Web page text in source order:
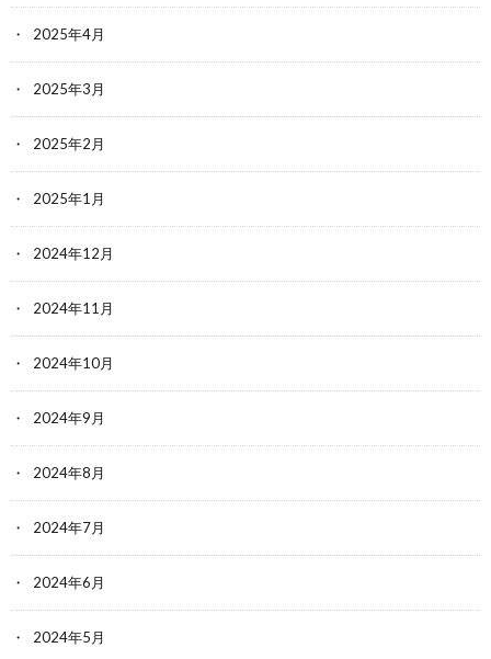
2025年4月
2025年3月
2025年2月
2025年1月
2024年12月
2024年11月
2024年10月
2024年9月
2024年8月
2024年7月
2024年6月
2024年5月